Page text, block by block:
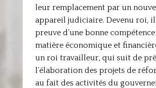
leur remplacement par un
appareil judiciaire. Devenu roi,
preuve d’une bonne compétence
matière économique et
un roi travailleur, qui suit de
l’élaboration des projets de
au fait des activités du